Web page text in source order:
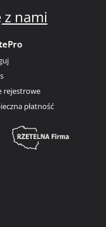
nami
rejestrowe
płatność